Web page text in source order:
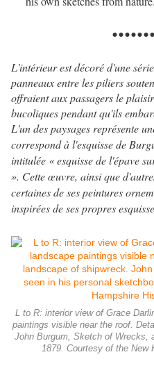
L'intérieur est décoré d'une
panneaux entre les piliers
offraient aux passagers le
bucoliques pendant qu'ils
L'un des paysages représente
correspond à l'esquisse de
intitulée « esquisse de l'épave
». Cette œuvre, ainsi que
certaines de ses peintures
inspirées de ses propres
L to R: interior view of Grace
paintings visible near the roof.
John Burgum, Sketch of Wrecks,
1879. Courtesy of the New